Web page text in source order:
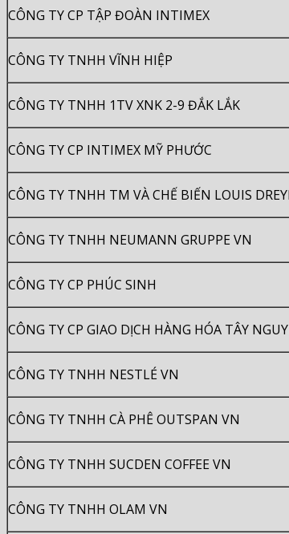
CÔNG TY CP TẬP ĐOÀN INTIMEX
CÔNG TY TNHH VĨNH HIỆP
CÔNG TY TNHH 1TV XNK 2-9 ĐẮK LẮK
CÔNG TY CP INTIMEX MỸ PHƯỚC
CÔNG TY TNHH TM VÀ CHẾ BIẾN LOUIS
CÔNG TY TNHH NEUMANN GRUPPE VN
CÔNG TY CP PHÚC SINH
CÔNG TY CP GIAO DỊCH HÀNG HÓA TÂY
CÔNG TY TNHH NESTLÉ VN
CÔNG TY TNHH CÀ PHÊ OUTSPAN VN
CÔNG TY TNHH SUCDEN COFFEE VN
CÔNG TY TNHH OLAM VN